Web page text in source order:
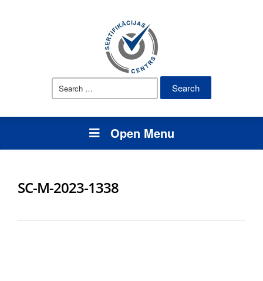
Search
Open Menu
SC-M-2023-1338